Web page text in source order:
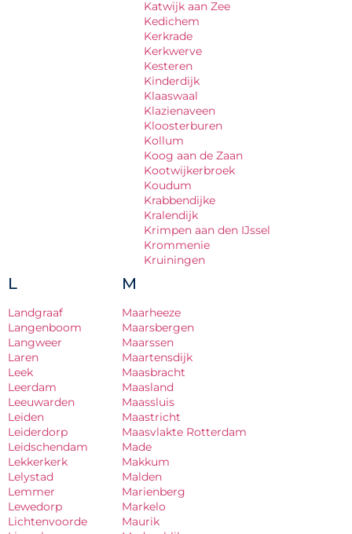
Katwijk aan Zee
Kedichem
Kerkrade
Kerkwerve
Kesteren
Kinderdijk
Klaaswaal
Klazienaveen
Kloosterburen
Kollum
Koog aan de Zaan
Kootwijkerbroek
Koudum
Krabbendijke
Kralendijk
Krimpen aan den IJssel
Krommenie
Kruiningen
L
Landgraaf
Langenboom
Langweer
Laren
Leek
Leerdam
Leeuwarden
Leiden
Leiderdorp
Leidschendam
Lekkerkerk
Lelystad
Lemmer
Lewedorp
Lichtenvoorde
M
Maarheeze
Maarsbergen
Maarssen
Maartensdijk
Maasbracht
Maasland
Maassluis
Maastricht
Maasvlakte Rotterdam
Made
Makkum
Malden
Marienberg
Markelo
Maurik